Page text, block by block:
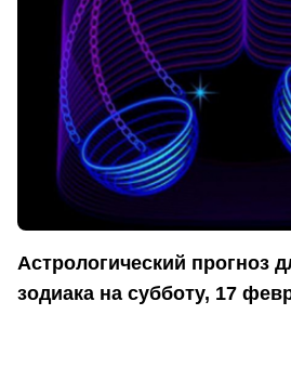
Астрологический прогноз
зодиака на субботу, 17